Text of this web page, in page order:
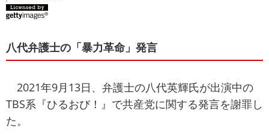
八代弁護士の「暴力革命」発言
2021年9月13日、弁護士の八代英輝氏が出演中の
TBS系『ひるおび！』で共産党に関する発言を謝罪し
た。